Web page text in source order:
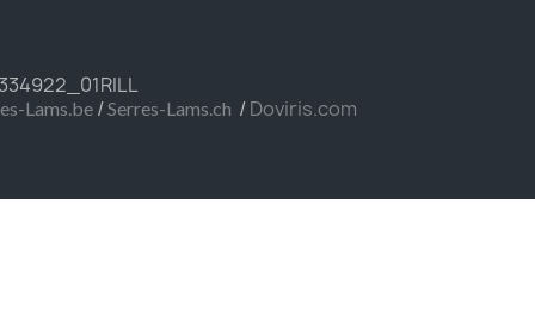
Lams.be /Serres-Lams.ch /Doviris.com